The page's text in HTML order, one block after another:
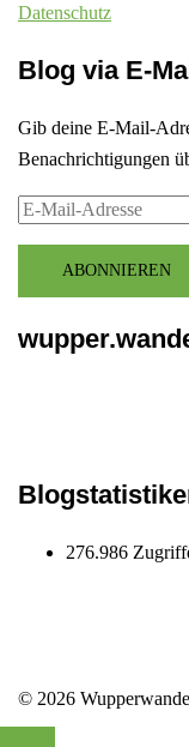
Datenschutz
Blog via E-
Gib deine E-Mail-
Benachrichtigungen
E-
AdresseABONNIEREN
276.986
© 2026